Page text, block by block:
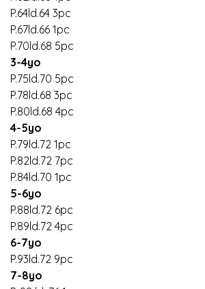
P.64ld.64 3pc
P.67ld.66 1pc
P.70ld.68 5pc
3-4yo
P.75ld.70 5pc
P.78ld.68 3pc
P.80ld.68 4pc
4-5yo
P.79ld.72 1pc
P.82ld.72 7pc
P.84ld.70 1pc
5-6yo
P.88ld.72 6pc
P.89ld.72 4pc
6-7yo
P.93ld.72 9pc
7-8yo